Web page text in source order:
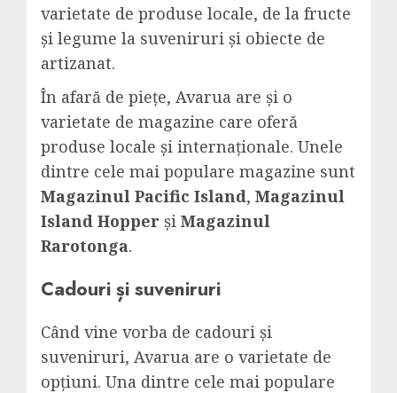
varietate de produse locale, de la fructe
și legume la suveniruri și obiecte de
artizanat.
În afară de piețe, Avarua are și o
varietate de magazine care oferă
produse locale și internaționale. Unele
dintre cele mai populare magazine sunt
Magazinul Pacific Island, Magazinul
Island Hopper și Magazinul
Rarotonga.
Cadouri și suveniruri
Când vine vorba de cadouri și
suveniruri, Avarua are o varietate de
opțiuni. Una dintre cele mai populare